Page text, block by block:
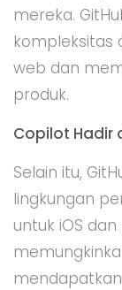
mereka.
kompleksitas
web dan
produk.
Copilot Hadir
Selain itu,
lingkungan
untuk iOS